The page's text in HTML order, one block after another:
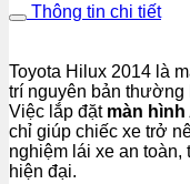
Thông tin chi tiết
Toyota Hilux 2014 là
trí nguyên bản thường
Việc lắp đặt màn hình
chỉ giúp chiếc xe trở
nghiệm lái xe an
hiện đại.